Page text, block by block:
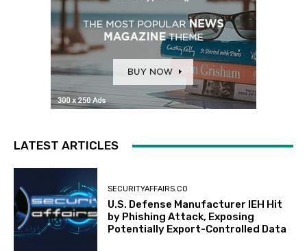
LATEST ARTICLES
SECURITYAFFAIRS.CO
U.S. Defense Manufacturer IEH Hit
by Phishing Attack, Exposing
Potentially Export-Controlled Data